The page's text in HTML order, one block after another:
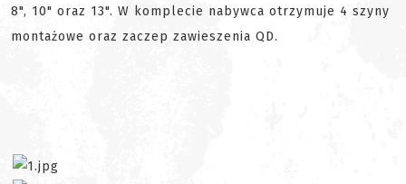
8", 10" oraz 13". W komplecie nabywca otrzymuje 4 szyny
montażowe oraz zaczep zawieszenia QD.